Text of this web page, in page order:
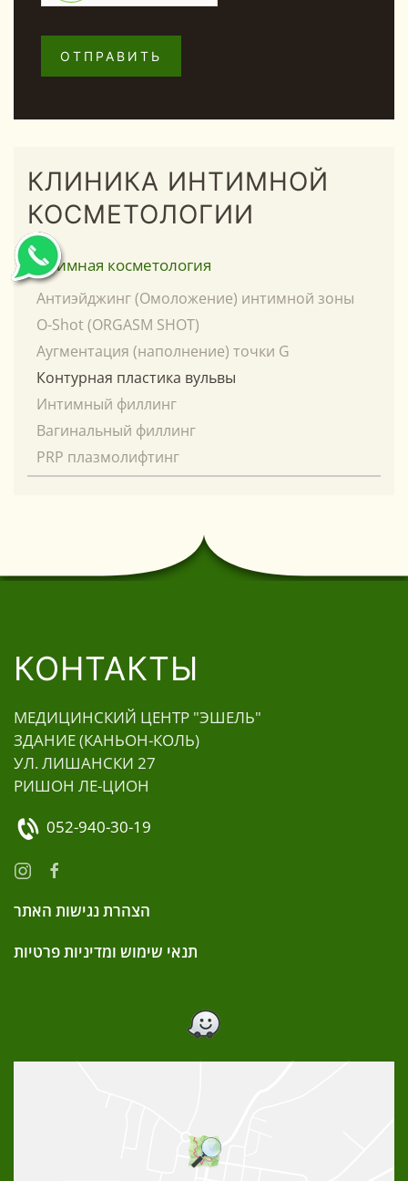
ОТПРАВИТЬ
КЛИНИКА ИНТИМНОЙ
КОСМЕТОЛОГИИ
Интимная косметология
Антиэйджинг (Омоложение) интимной зоны
O-Shot (ORGASM SHOT)
Аугментация (наполнение) точки G
Контурная пластика вульвы
Интимный филлинг
Вагинальный филлинг
PRP плазмолифтинг
КОНТАКТЫ
МЕДИЦИНСКИЙ ЦЕНТР "ЭШЕЛЬ"
ЗДАНИЕ (КАНЬОН-КОЛЬ)
УЛ. ЛИШАНСКИ 27
РИШОН ЛЕ-ЦИОН
052-940-30-19
הצהרת נגישות האתר
תנאי שימוש ומדיניות פרטיות